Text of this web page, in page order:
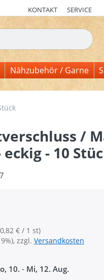
KONTAKT SERVICE
erscheinen automatisch
Nähzubehör / Garne
/
- 10
€ / 1 st)
zzgl. Versandkosten
10. - Mi, 12. Aug.